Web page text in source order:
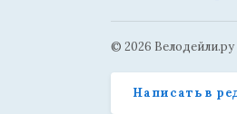
© 2026 Велодейли.ру
Написать в